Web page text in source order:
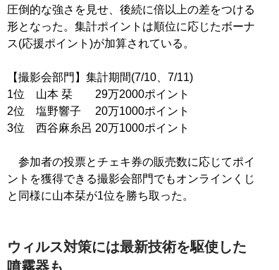
圧倒的な強さを見せ、後続に倍以上の差をつける
形となった。集計ポイントは順位に応じたボーナ
ス(応援ポイント)が加算されている。
【撮影会部門】集計期間(7/10、7/11)
1位 山本 栞 29万2000ポイント
2位 塩野響子 20万1000ポイント
3位 西谷麻糸呂 20万1000ポイント
参加者の投票とチェキ券の販売数に応じてポイ
ントを獲得できる撮影会部門でもオンラインくじ
と同様に山本栞が1位を勝ち取った。
ウィルス対策には最新技術を駆使した
噴霧器も